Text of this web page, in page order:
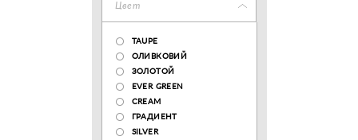
Цвет
TAUPE
ОЛИВКОВИЙ
ЗОЛОТОЙ
EVER GREEN
CREAM
ГРАДИЕНТ
SILVER